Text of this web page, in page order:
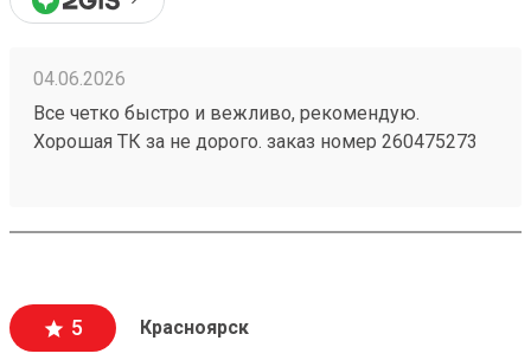
04.06.2026
Все четко быстро и вежливо, рекомендую.
Хорошая ТК за не дорого. заказ номер 260475273
5 Красноярск